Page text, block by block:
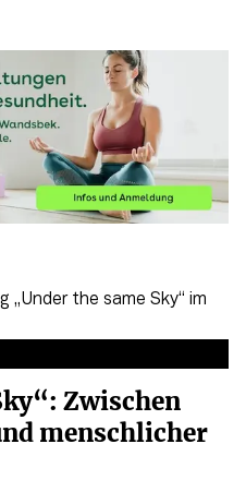
Zwischen
menschlicher